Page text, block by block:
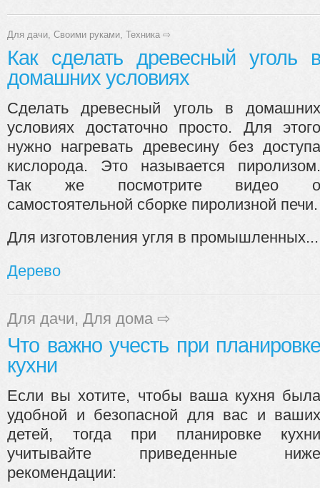
Для дачи Своими руками Техника ⇨
Как сделать древесный уголь в
домашних условиях
Сделать древесный уголь в домашних
условиях достаточно просто. Для этого
нужно нагревать древесину без доступа
кислорода. Это называется пиролизом.
Так же посмотрите видео о
самостоятельной сборке пиролизной печи.
Для изготовления угля в промышленных...
Дерево
Для дачи, Для дома ⇨
Что важно учесть при планировке
кухни
Если вы хотите, чтобы ваша кухня была
удобной и безопасной для вас и ваших
детей, тогда при планировке кухни
учитывайте приведенные ниже
рекомендации: